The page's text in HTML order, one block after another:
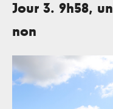
Jour 3. 9h58,
non